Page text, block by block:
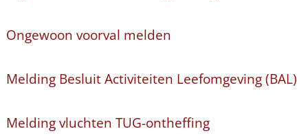
Ongewoon voorval melden
Melding Besluit Activiteiten Leefomgeving (BAL)
Melding vluchten TUG-ontheffing